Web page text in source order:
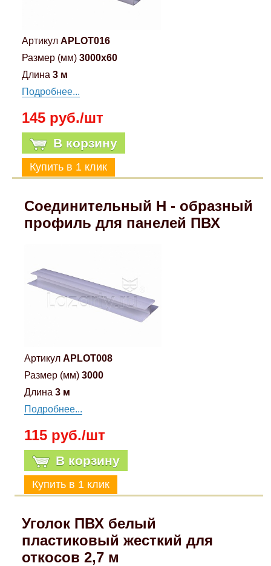
Артикул APLOT016
Размер (мм) 3000x60
Длина 3 м
Подробнее...
145 руб./шт
В корзину
Соединительный H - образный
профиль для панелей ПВХ
Артикул APLOT008
Размер (мм) 3000
Длина 3 м
Подробнее...
115 руб./шт
В корзину
Уголок ПВХ белый
пластиковый жесткий для
откосов 2,7 м